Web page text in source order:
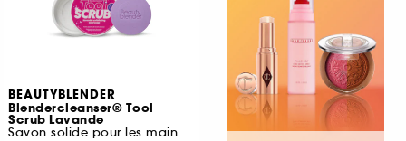
BEAUTYBLENDER
Blendercleanser® Tool
Scrub Lavande
Savon solide pour les mains, éponges et pi